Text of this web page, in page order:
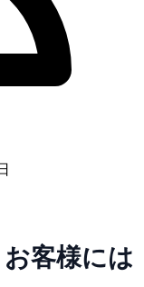
お客様には